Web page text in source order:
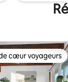
cœur voyageurs
cœur voyageurs